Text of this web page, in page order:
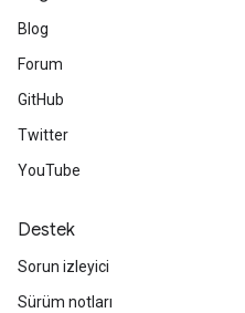
Blog
Forum
GitHub
Twitter
YouTube
Destek
Sorun izleyici
Sürüm notları